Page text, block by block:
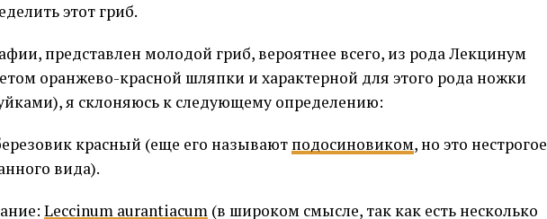
этот гриб.
представлен молодой гриб, вероятнее всего, из рода Лекцинум
оранжево-красной шляпки и характерной для этого рода ножки
я склоняюсь к следующему определению:
красный (еще его называют подосиновиком, но это нестрогое
вида).
Leccinum aurantiacum (в широком смысле, так как есть несколько